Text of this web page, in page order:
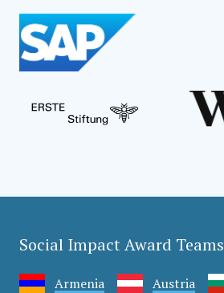
Social Impact Award Teams
Armenia Austria